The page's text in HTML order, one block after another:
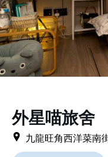
外星喵旅舍
九龍旺角西洋菜南